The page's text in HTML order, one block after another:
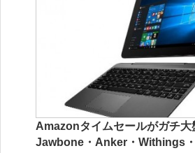
Amazonタイムセールがガチ大
Jawbone・Anker・Withings・